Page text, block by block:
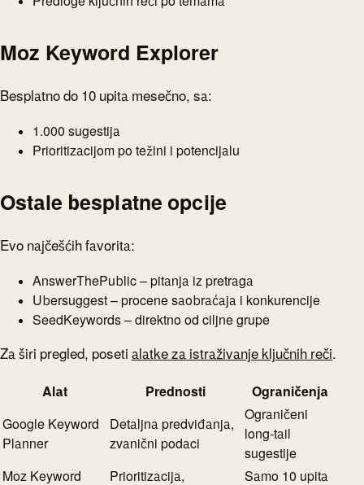
Moz Keyword Explorer
Besplatno do 10 upita mesečno, sa:
1.000 sugestija
Prioritizacijom po težini i potencijalu
Ostale besplatne opcije
Evo najčešćih favorita:
AnswerThePublic – pitanja iz pretraga
Ubersuggest – procene saobraćaja i konkurencije
SeedKeywords – direktno od ciljne grupe
Za širi pregled, poseti alatke za istraživanje ključnih reči.
Alat Prednosti
Ograničenja
Google Keyword
Planner
Detaljna predviđanja,
zvanični podaci
Ograničeni
long-tail
sugestije
Moz Keyword
Prioritizacija,
Samo 10 upita